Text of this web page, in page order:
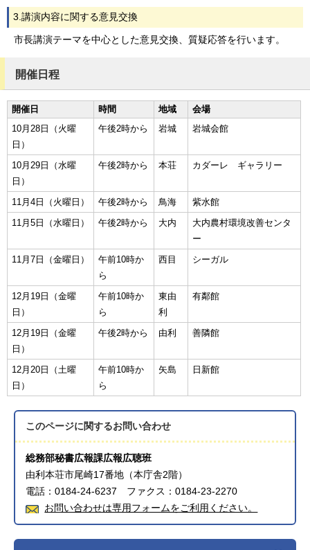
3.講演内容に関する意見交換
市長講演テーマを中心とした意見交換、質疑応答を行います。
開催日程
開催日 時間 地域
会場
10月28日（火曜
日）
午後2時から 岩城 岩城会館
10月29日（水曜
日）
午後2時から 本荘 カダーレ ギャラリー
11月4日（火曜日） 午後2時から 鳥海
紫水館
11月5日（水曜日）
午後2時から 大内
大内農村環境改善センタ
ー
11月7日（金曜日）
午前10時か
ら
西目 シーガル
12月19日（金曜
日）
午前10時か
ら
東由
利
有鄰館
12月19日（金曜
日）
午後2時から 由利 善隣館
12月20日（土曜
日）
午前10時か
ら
矢島 日新館
このページに関するお問い合わせ
総務部秘書広報課広報広聴班
由利本荘市尾崎17番地（本庁舎2階）
電話：0184-24-6237 ファクス：0184-23-2270
お問い合わせは専用フォームをご利用ください。